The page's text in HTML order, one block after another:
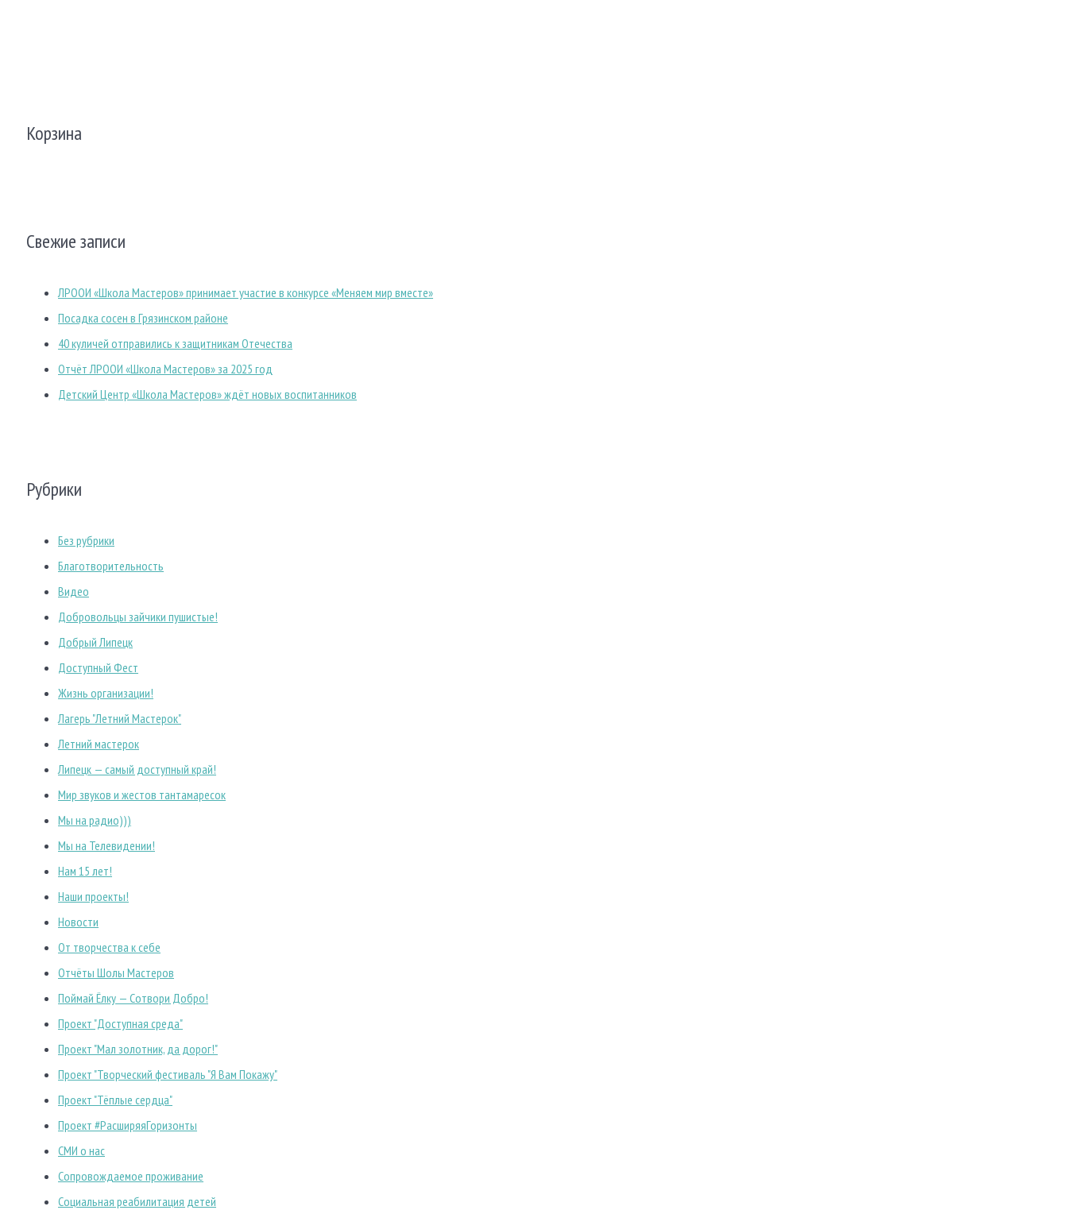
Корзина
Свежие записи
ЛРООИ «Школа Мастеров» принимает участие в конкурсе «Меняем мир вместе»
Посадка сосен в Грязинском районе
40 куличей отправились к защитникам Отечества
Отчёт ЛРООИ «Школа Мастеров» за 2025 год
Детский Центр «Школа Мастеров» ждёт новых воспитанников
Рубрики
Без рубрики
Благотворительность
Видео
Добровольцы зайчики пушистые!
Добрый Липецк
Доступный Фест
Жизнь организации!
Лагерь "Летний Мастерок"
Летний мастерок
Липецк — самый доступный край!
Мир звуков и жестов тантамаресок
Мы на радио)))
Мы на Телевидении!
Нам 15 лет!
Наши проекты!
Новости
От творчества к себе
Отчёты Шолы Мастеров
Поймай Ёлку — Сотвори Добро!
Проект "Доступная среда"
Проект "Мал золотник, да дорог!"
Проект "Творческий фестиваль "Я Вам Покажу"
Проект "Тёплые сердца"
Проект #РасширяяГоризонты
СМИ о нас
Сопровождаемое проживание
Социальная реабилитация детей